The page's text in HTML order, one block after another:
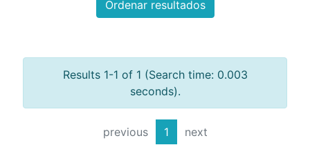
Ordenar resultados
Results 1-1 of 1 (Search time: 0.003
seconds).
previous 1 next